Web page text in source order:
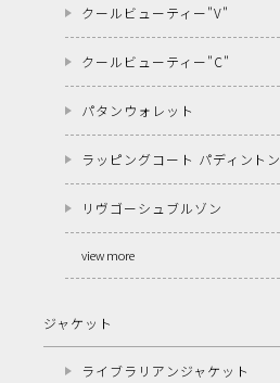
クールビューティー"V"
クールビューティー"C"
パタンウォレット
ラッピングコート パディントン
リヴゴーシュブルゾン
view more
ジャケット
ライブラリアンジャケット